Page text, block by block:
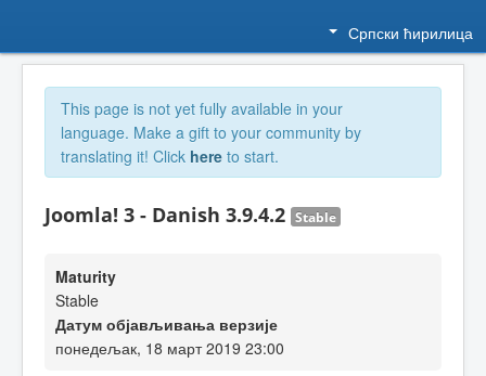
Српски ћирилица
This page is not yet fully available in your
language. Make a gift to your community by
translating it! Click here to start.
Joomla! 3 - Danish 3.9.4.2 Stable
Maturity
Stable
Датум објављивања верзије
понедељак, 18 март 2019 23:00